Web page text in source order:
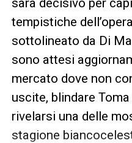
tempistiche
sottolineato da Di
sono attesi
mercato dove non
uscite, blindare
rivelarsi una delle
stagione